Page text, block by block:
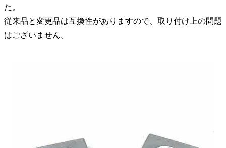
た。
従来品と変更品は互換性がありますので、取り付け上の問題
はございません。